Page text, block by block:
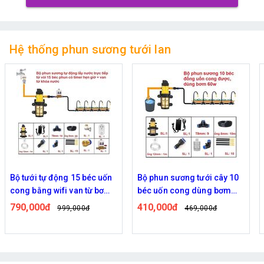
Hệ thống phun sương tưới lan
Bộ tưới tự động 15 béc uốn
cong bằng wifi van từ bơm
60w
790,000đ 999,000đ
Bộ phun sương tưới cây 10
béc uốn cong dùng bơm
60w
410,000đ 469,000đ